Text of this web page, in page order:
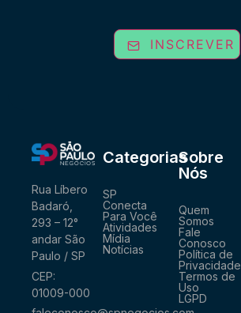
INSCREVER
Rua Líbero
Badaró,
293 – 12°
andar São
Paulo / SP
CEP:
01009-000
Categorias
SP
Conecta
Para Você
Atividades
Mídia
Notícias
Sobre
Nós
Quem
Somos
Fale
Conosco
Política de
Privacidade
Termos de
Uso
LGPD